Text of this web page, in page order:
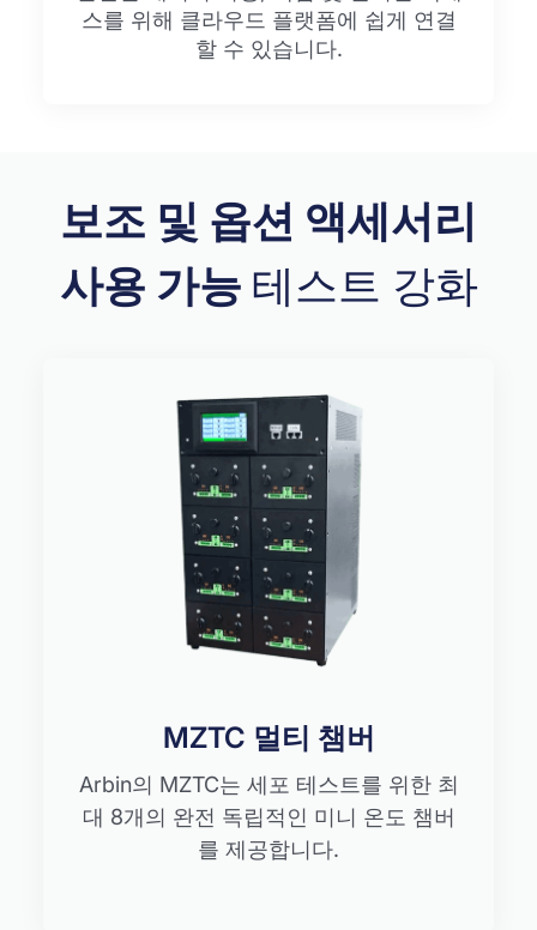
스를 위해 클라우드 플랫폼에 쉽게 연결
할 수 있습니다.
보조 및 옵션 액세서리
사용 가능 테스트 강화
MZTC 멀티 챔버
Arbin의 MZTC는 세포 테스트를 위한 최
대 8개의 완전 독립적인 미니 온도 챔버
를 제공합니다.